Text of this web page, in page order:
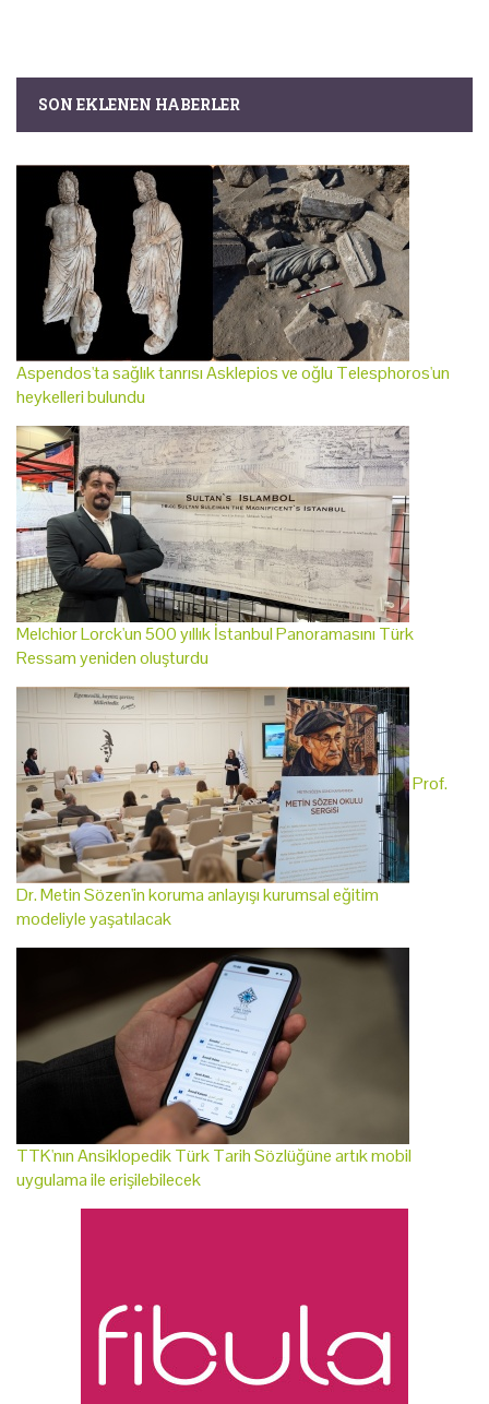
SON EKLENEN HABERLER
Aspendos'ta sağlık tanrısı Asklepios ve oğlu Telesphoros'un
heykelleri bulundu
Melchior Lorck'un 500 yıllık İstanbul Panoramasını Türk
Ressam yeniden oluşturdu
Prof.
Dr. Metin Sözen'in koruma anlayışı kurumsal eğitim
modeliyle yaşatılacak
TTK'nın Ansiklopedik Türk Tarih Sözlüğüne artık mobil
uygulama ile erişilebilecek